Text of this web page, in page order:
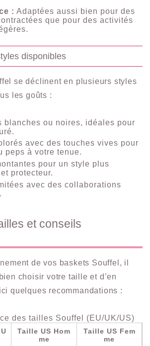
: Adaptées aussi bien pour des
que pour des activités
disponibles
se déclinent en plusieurs styles
les goûts :
blanches ou noires, idéales pour
avec des touches vives pour
peps à votre tenue.
pour un style plus
protecteur.
avec des collaborations
et conseils
de vos baskets Souffel, il
choisir votre taille et d’en
quelques recommandations :
des tailles Souffel (EU/UK/US)
Taille US Hom
me
Taille US Fem
me